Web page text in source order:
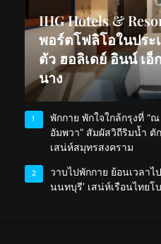
IHG Hotels &
พอร์ตโฟลิโอในประ
ตัว ฮอลิเดย์ อินน์ เอ็
นาง
1
พักกาย พักใจใกล้กรุงที่ “
อัมพวา” สัมผัสวิถีริมน้ำ
เสน่ห์สมุทรสงคราม
2
วาบไปพักกาย ย้อนเวลา
นนทบุรี’ เสน่ห์เรือนไทยโ